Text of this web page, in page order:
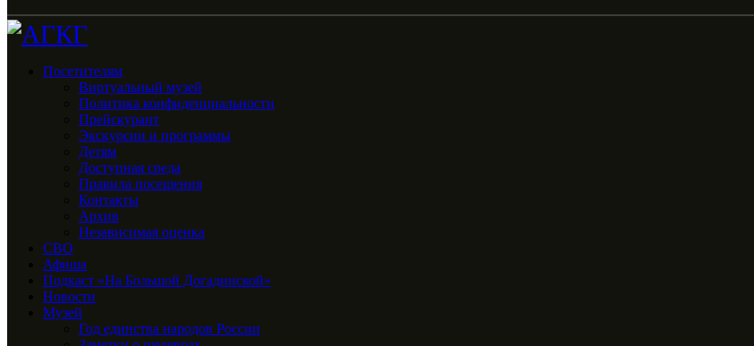
Посетителям
Виртуальный музей
Политика конфиденциальности
Прейскурант
Экскурсии и программы
Детям
Доступная среда
Правила посещения
Контакты
Архив
Независимая оценка
СВО
Афиша
Подкаст «На Большой Догадинской»
Новости
Музей
Год единства народов России